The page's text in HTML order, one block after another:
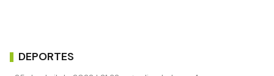
DEPORTES